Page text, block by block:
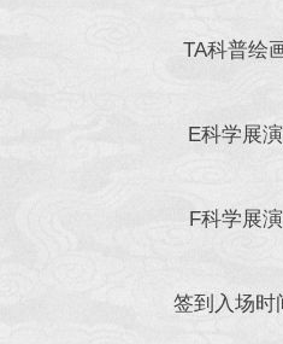
TA科普绘
E科学展
F科学展
签到入场时